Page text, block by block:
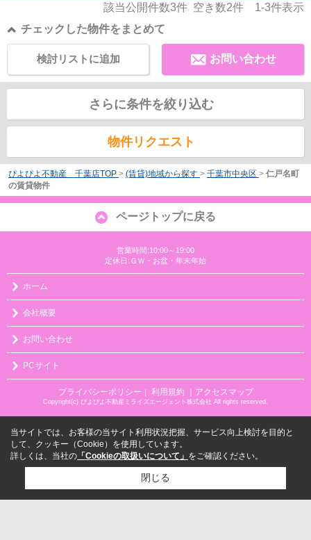
該当公開件数3件 空き数2件 1-3件表示
チェックした物件をまとめて
お問い合わせ
検討リストに追加
さらに条件を絞り込む
物件リクエスト
ぴよぴよ不動産 千葉店TOP > (賃貸)地域から探す > 千葉市中央区 > 仁戸名町
の賃貸物件
ページトップに戻る
営業時間:10:00～19:00
定休日:ＧＷ・お盆・年末年始
ホーム
会社概要
お問い合わせ
PCサイト
プライバシーポリシー ｜ 利用規約 ｜アクセスマップ
Copyright(c) ぴよぴよ不動産ミライズエージェント株式会社 All rights reserved.
当サイトでは、お客様の当サイト利用状況把握、サービス向上検討を目的と
して、クッキー（Cookie）を使用しています。
詳しくは、当社の 「Cookieの取扱いについて」 をご確認ください。
閉じる